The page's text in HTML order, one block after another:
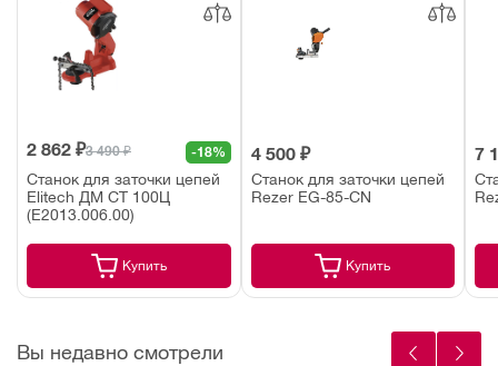
2 862 ₽3 490 ₽ -18%
Станок для заточки цепей
Elitech ДМ СТ 100Ц
(E2013.006.00)
Купить
4 500 ₽
Станок для заточки цепей
Rezer EG-85-CN
Купить
7
Вы недавно смотрели